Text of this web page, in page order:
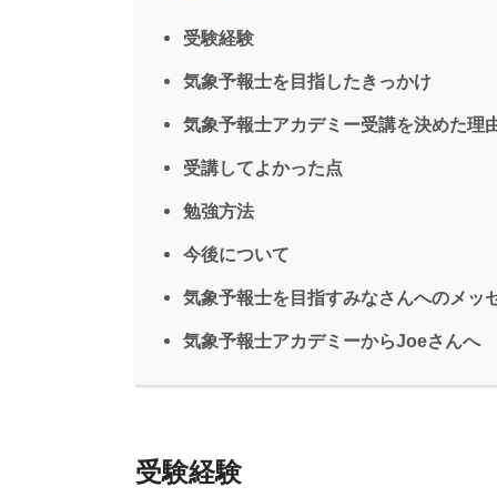
受験経験
気象予報士を目指したきっかけ
気象予報士アカデミー受講を決めた理
受講してよかった点
勉強方法
今後について
気象予報士を目指すみなさんへのメッ
気象予報士アカデミーからJoeさんへ
受験経験